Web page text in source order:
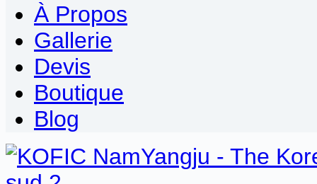
À Propos
Gallerie
Devis
Boutique
Blog